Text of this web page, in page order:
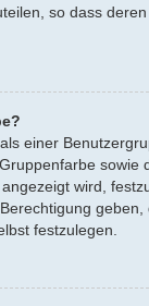
so dass
einer
sowie
wird,
festzulegen.